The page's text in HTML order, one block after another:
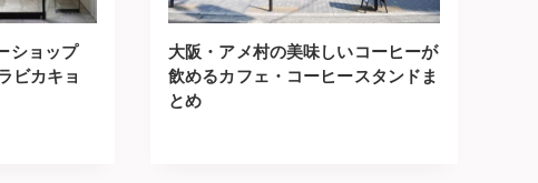
ショップ
ビカキョ
大阪・アメ村の美味しいコーヒーが
飲めるカフェ・コーヒースタンドま
とめ